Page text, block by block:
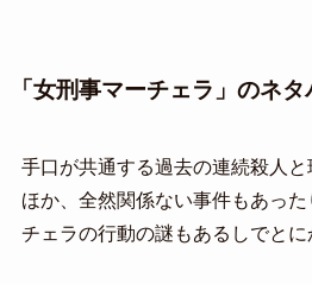
「女刑事マーチェラ」のネ
手口が共通する過去の連続殺人
ほか、全然関係ない事件もあっ
チェラの行動の謎もあるしでとに